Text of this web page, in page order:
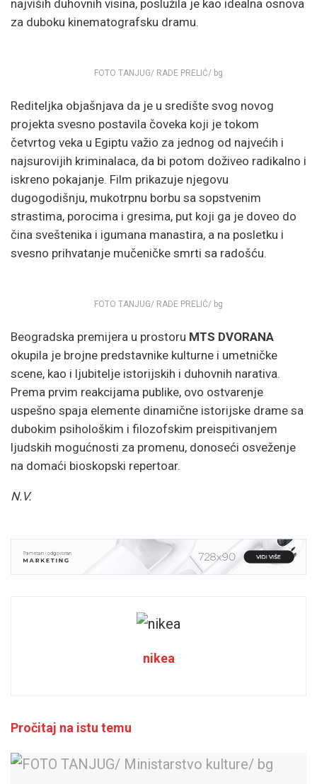
najviših duhovnih visina, poslužila je kao idealna osnova
za duboku kinematografsku dramu.
FOTO TANJUG/ RADE PRELIĆ/ bg
Rediteljka objašnjava da je u središte svog novog
projekta svesno postavila čoveka koji je tokom
četvrtog veka u Egiptu važio za jednog od najvećih i
najsurovijih kriminalaca, da bi potom doživeo radikalno i
iskreno pokajanje. Film prikazuje njegovu
dugogodišnju, mukotrpnu borbu sa sopstvenim
strastima, porocima i gresima, put koji ga je doveo do
čina sveštenika i igumana manastira, a na posletku i
svesno prihvatanje mučeničke smrti sa radošću.
FOTO TANJUG/ RADE PRELIĆ/ bg
Beogradska premijera u prostoru MTS DVORANA
okupila je brojne predstavnike kulturne i umetničke
scene, kao i ljubitelje istorijskih i duhovnih narativa.
Prema prvim reakcijama publike, ovo ostvarenje
uspešno spaja elemente dinamične istorijske drame sa
dubokim psihološkim i filozofskim preispitivanjem
ljudskih mogućnosti za promenu, donoseći osveženje
na domaći bioskopski repertoar.
N.V.
nikea
Pročitaj na istu temu